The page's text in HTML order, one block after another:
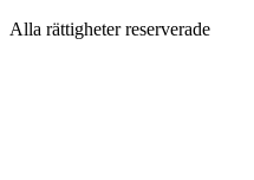
Alla rättigheter reserverade